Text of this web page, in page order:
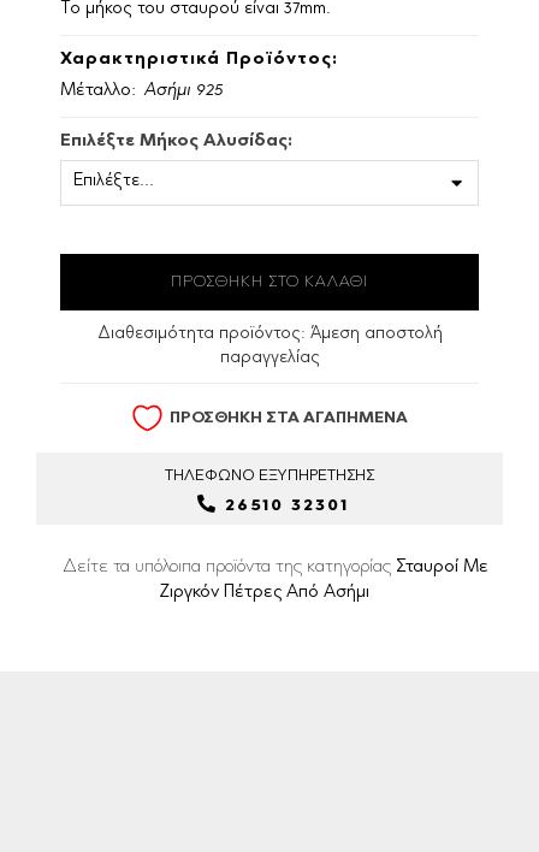
Το μήκος του σταυρού είναι 37mm.
Χαρακτηριστικά Προϊόντος:
Μέταλλο: Ασήμι 925
Επιλέξτε Μήκος Αλυσίδας:
Διαθεσιμότητα προϊόντος: Άμεση αποστολή
παραγγελίας
ΠΡΟΣΘΗΚΗ ΣΤΑ ΑΓΑΠΗΜΕΝΑ
ΤΗΛΕΦΩΝΟ ΕΞΥΠΗΡΕΤΗΣΗΣ
26510 32301
Δείτε τα υπόλοιπα προϊόντα της κατηγορίας Σταυροί Με
Ζιργκόν Πέτρες Από Ασήμι